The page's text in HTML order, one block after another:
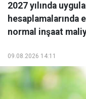
2027 yılında
hesaplamalarında
normal inşaat
09.08.2026 14:11